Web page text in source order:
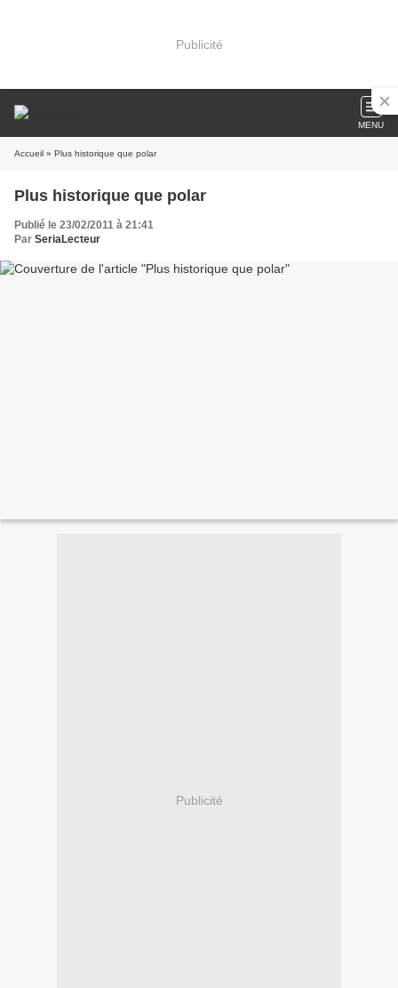
Publicité
MENU
Accueil » Plus historique que polar
Plus historique que polar
Publié le 23/02/2011 à 21:41
Par SeriaLecteur
Publicité